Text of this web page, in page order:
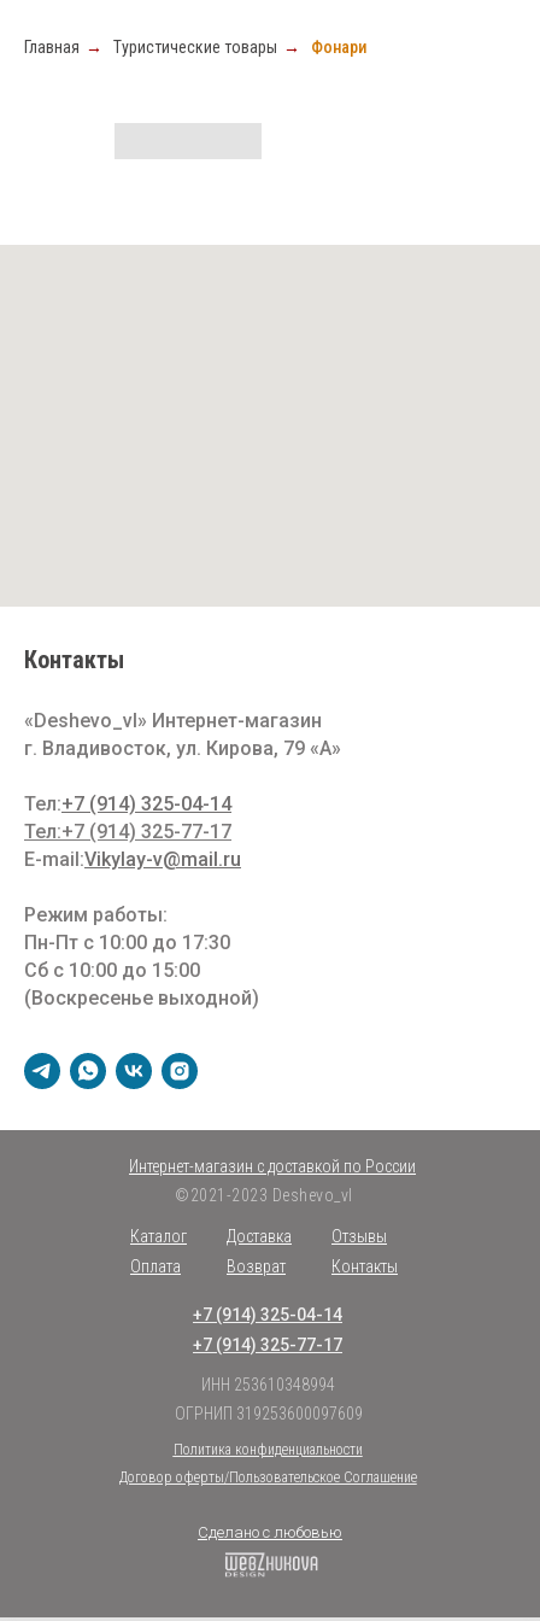
Главная → Туристические товары → Фонари
Контакты
«Deshevo_vl» Интернет-магазин
г. Владивосток, ул. Кирова, 79 «A»
Тел:+7 (914) 325-04-14
Тел:+7 (914) 325-77-17
E-mail:Vikylay-v@mail.ru
Режим работы:
Пн-Пт с 10:00 до 17:30
Сб с 10:00 до 15:00
(Воскресенье выходной)
©2021-2023 Deshevo_vl
Каталог
Интернет-магазин с доставкой по России
Возврат
Отзывы
Оплата
Контакты
Доставка
ИНН 253610348994
ОГРНИП 319253600097609
Политика конфиденциальности
Договор оферты/Пользовательское Соглашение
+7 (914) 325-04-14
+7 (914) 325-77-17
Сделано с любовью